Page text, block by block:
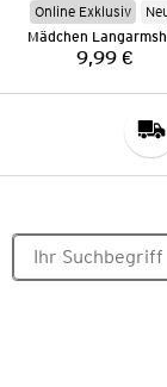
Online Exklusiv
Mädchen
Preis:
9,99 €